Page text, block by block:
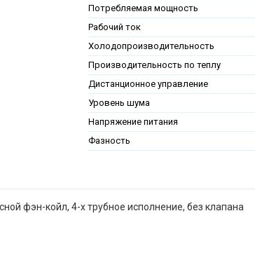
Потребляемая мощность
Рабочий ток
Холодопроизводительность
Производительность по теплу
Дистанционное управление
Уровень шума
Напряжение питания
Фазность
фэн-койл, 4-х трубное исполнение, без клапана